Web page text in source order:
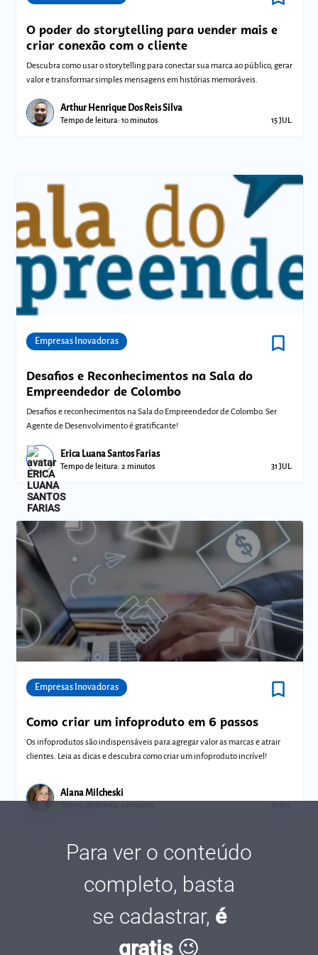
O poder do storytelling para vender mais e
criar conexão com o cliente
Descubra como usar o storytelling para conectar sua marca ao público, gerar
valor e transformar simples mensagens em histórias memoráveis.
Arthur Henrique Dos Reis Silva
Tempo de leitura: 10 minutos 15 JUL.
Empresas Inovadoras bookmark_border
Desafios e Reconhecimentos na Sala do
Empreendedor de Colombo
Desafios e reconhecimentos na Sala do Empreendedor de Colombo. Ser
Agente de Desenvolvimento é gratificante!
Erica Luana Santos Farias
Tempo de leitura: 2 minutos 31 JUL.
Empresas Inovadoras bookmark_border
Como criar um infoproduto em 6 passos
Os infoprodutos são indispensáveis para agregar valor as marcas e atrair
clientes. Leia as dicas e descubra como criar um infoproduto incrível!
Alana Milcheski
Para ver o conteúdo
completo, basta
se cadastrar, é
gratis😉